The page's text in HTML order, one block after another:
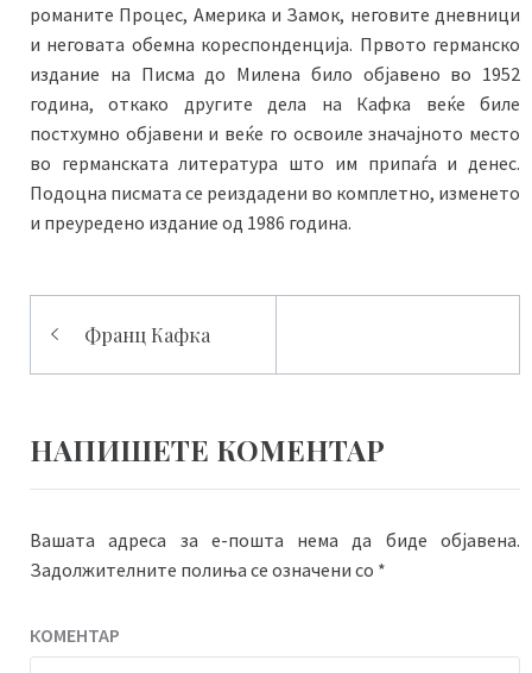
романите Процес, Америка и Замок, неговите дневници
и неговата обемна кореспонденција. Првото германско
издание на Писма до Милена било објавено во 1952
година, откако другите дела на Кафка веќе биле
постхумно објавени и веќе го освоиле значајното место
во германската литература што им припаѓа и денес.
Подоцна писмата се реиздадени во комплетно, изменето
и преуредено издание од 1986 година.
Навигација
на
Франц Кафка
НАПИШЕТЕ КОМЕНТАР
Вашата адреса за е-пошта нема да биде објавена.
Задолжителните полиња се означени со *
КОМЕНТАР